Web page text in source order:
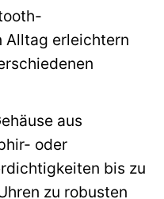
Alltag erleichtern
aus
oder
bis zu
zu robusten